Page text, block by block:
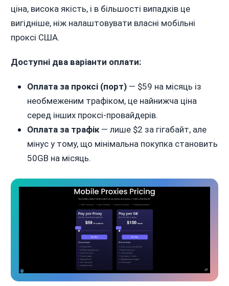
ціна, висока якість, і в більшості випадків це
вигідніше, ніж налаштовувати власні мобільні
проксі США.
Доступні два варіанти оплати:
Оплата за проксі (порт)— $59 на місяць із
необмеженим трафіком, це найнижча ціна
серед інших проксі-провайдерів.
Оплата за трафік— лише $2 за гігабайт, але
мінус у тому, що мінімальна покупка становить
50GB на місяць.